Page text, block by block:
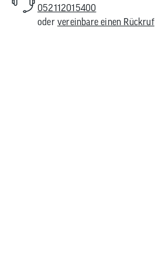
052112015400
odervereinbare einen Rückruf